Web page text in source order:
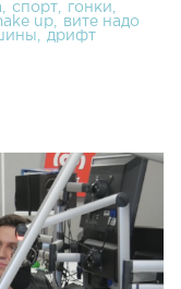
спорт
гонки
up
вите надо
дрифт